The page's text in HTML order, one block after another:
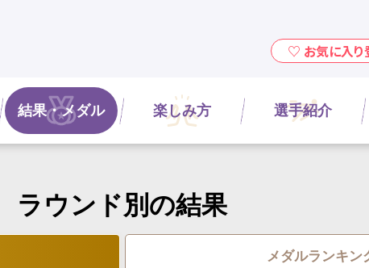
結果・メダル 楽しみ方 選手紹介
ラウンド別の結果
メダルランキン